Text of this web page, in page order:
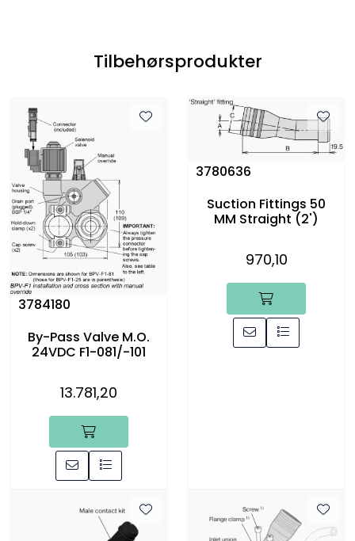
Tilbehørsprodukter
3784180
By-Pass Valve M.O.
24VDC F1-081/-101
13.781,20
3780636
Suction Fittings 50
MM Straight (2')
970,10